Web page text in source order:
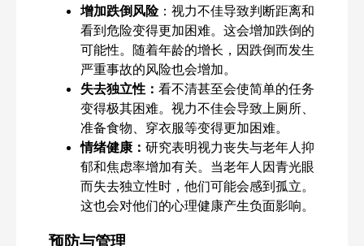
增加跌倒风险：视力不佳导致判断距离和
看到危险变得更加困难。这会增加跌倒的
可能性。随着年龄的增长，因跌倒而发生
严重事故的风险也会增加。
失去独立性： 看不清甚至会使简单的任务
变得极其困难。视力不佳会导致上厕所、
准备食物、穿衣服等变得更加困难。
情绪健康： 研究表明视力丧失与老年人抑
郁和焦虑率增加有关。当老年人因青光眼
而失去独立性时，他们可能会感到孤立。
这也会对他们的心理健康产生负面影响。
预防与管理